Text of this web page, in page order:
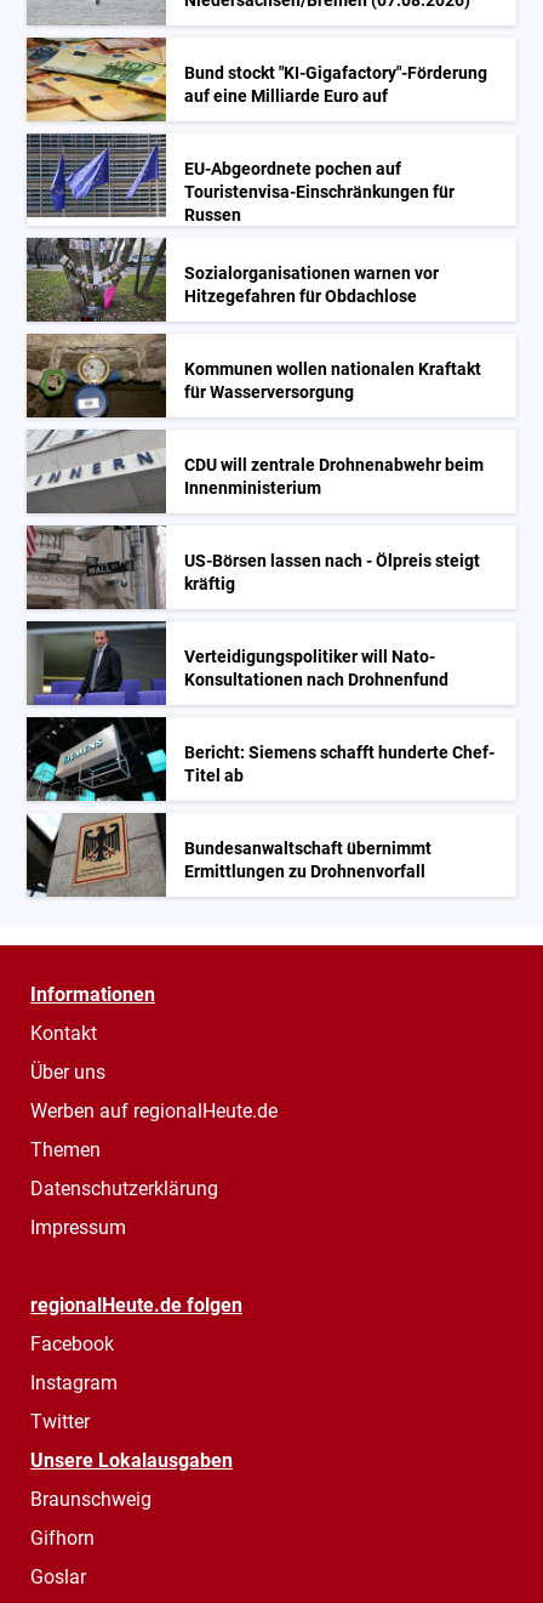
Bund stockt "KI-Gigafactory"-Förderung
auf eine Milliarde Euro auf
EU-Abgeordnete pochen auf
Touristenvisa-Einschränkungen für
Russen
Sozialorganisationen warnen vor
Hitzegefahren für Obdachlose
Kommunen wollen nationalen Kraftakt
für Wasserversorgung
CDU will zentrale Drohnenabwehr beim
Innenministerium
US-Börsen lassen nach - Ölpreis steigt
kräftig
Verteidigungspolitiker will Nato-
Konsultationen nach Drohnenfund
Bericht: Siemens schafft hunderte Chef-
Titel ab
Bundesanwaltschaft übernimmt
Ermittlungen zu Drohnenvorfall
Informationen
Kontakt
Über uns
Werben auf regionalHeute.de
Themen
Datenschutzerklärung
Impressum
regionalHeute.de folgen
Facebook
Instagram
Twitter
Unsere Lokalausgaben
Braunschweig
Gifhorn
Goslar